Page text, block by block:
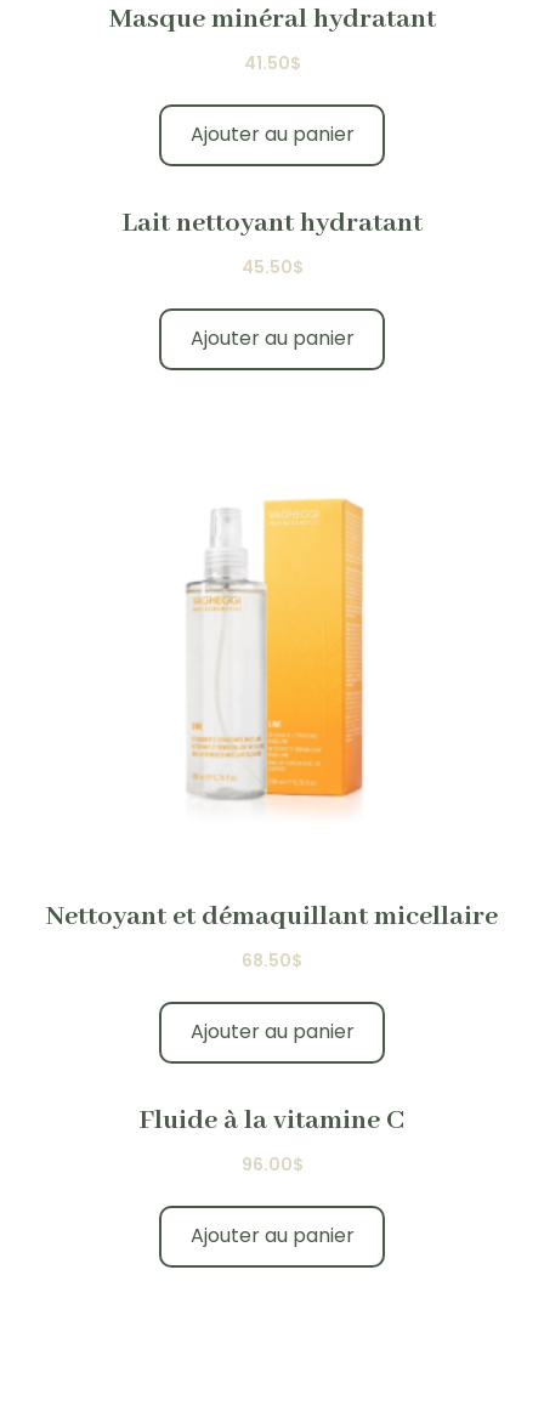
Masque minéral hydratant
41.50$
Ajouter au panier
Lait nettoyant hydratant
45.50$
Ajouter au panier
Nettoyant et démaquillant micellaire
68.50$
Ajouter au panier
Fluide à la vitamine C
96.00$
Ajouter au panier